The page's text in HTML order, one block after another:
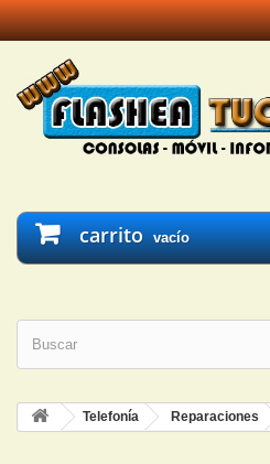
carrito vacío
Telefonía Reparaciones